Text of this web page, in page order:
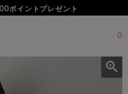
ポイントプレゼント
0